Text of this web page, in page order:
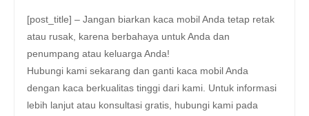
[post_title] – Jangan biarkan kaca mobil Anda tetap retak
atau rusak, karena berbahaya untuk Anda dan
penumpang atau keluarga Anda!
Hubungi kami sekarang dan ganti kaca mobil Anda
dengan kaca berkualitas tinggi dari kami. Untuk informasi
lebih lanjut atau konsultasi gratis, hubungi kami pada